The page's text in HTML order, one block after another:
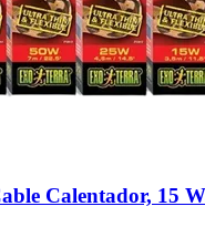
Calentador, 15